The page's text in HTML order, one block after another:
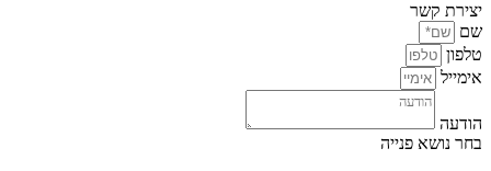
יצירת קשר
שם
טלפון
אימייל
הודעה
בחר נושא פנייה